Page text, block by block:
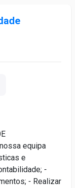
equipa
e
-
- Realizar